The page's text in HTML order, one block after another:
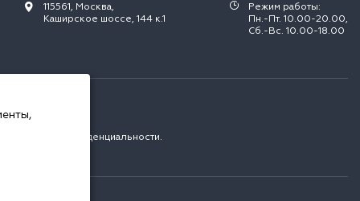
115561, Москва,
Каширское шоссе, 144 к.1
Режим работы:
Пн.-Пт. 10.00-20.00,
Сб.-Вс. 10.00-18.00
политикой конфиденциальности.